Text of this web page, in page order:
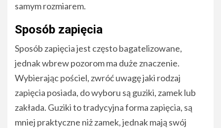
samym rozmiarem.
Sposób zapięcia
Sposób zapięcia jest często bagatelizowane,
jednak wbrew pozorom ma duże znaczenie.
Wybierając pościel, zwróć uwagę jaki rodzaj
zapięcia posiada, do wyboru są guziki, zamek lub
zakłada. Guziki to tradycyjna forma zapięcia, są
mniej praktyczne niż zamek, jednak mają swój